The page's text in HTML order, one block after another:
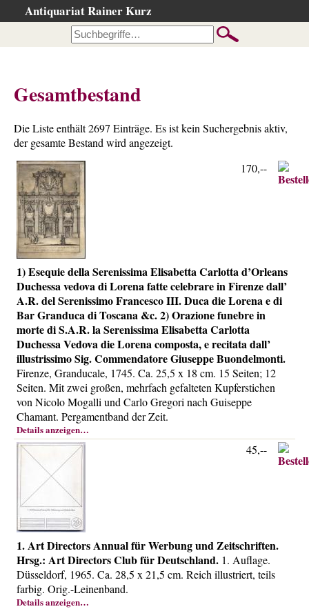
Antiquariat Rainer Kurz
…nach Beschreibung
…nach Kategorie
…nach Schlagwort
…nach Person
Neuzugänge
…der letzten Wochen
…der letzten Tage
Gesamtbestand
Ankauf
Warenkorb
Über uns
Kontakt
Impressum
Versandkosten
AGB
Widerrufsrecht
Datenschutz
Gesamtbestand
Die Liste enthält 2697 Einträge. Es ist kein Suchergebnis aktiv,
der gesamte Bestand wird angezeigt.
1) Esequie della Serenissima Elisabetta Carlotta d’Orleans
Duchessa vedova di Lorena fatte celebrare in Firenze dall’
A.R. del Serenissimo Francesco III. Duca die Lorena e di
Bar Granduca di Toscana &c. 2) Orazione funebre in
morte di S.A.R. la Serenissima Elisabetta Carlotta
Duchessa Vedova die Lorena composta, e recitata dall’
illustrissimo Sig. Commendatore Giuseppe Buondelmonti.
Firenze, Granducale, 1745. Ca. 25,5 x 18 cm. 15 Seiten; 12
Seiten. Mit zwei großen, mehrfach gefalteten Kupferstichen
von Nicolo Mogalli und Carlo Gregori nach Guiseppe
Chamant. Pergamentband der Zeit.
Details anzeigen…
170,--
1. Art Directors Annual für Werbung und Zeitschriften.
Hrsg.: Art Directors Club für Deutschland. 1. Auflage.
Düsseldorf, 1965. Ca. 28,5 x 21,5 cm. Reich illustriert, teils
farbig. Orig.-Leinenband.
Details anzeigen…
45,--